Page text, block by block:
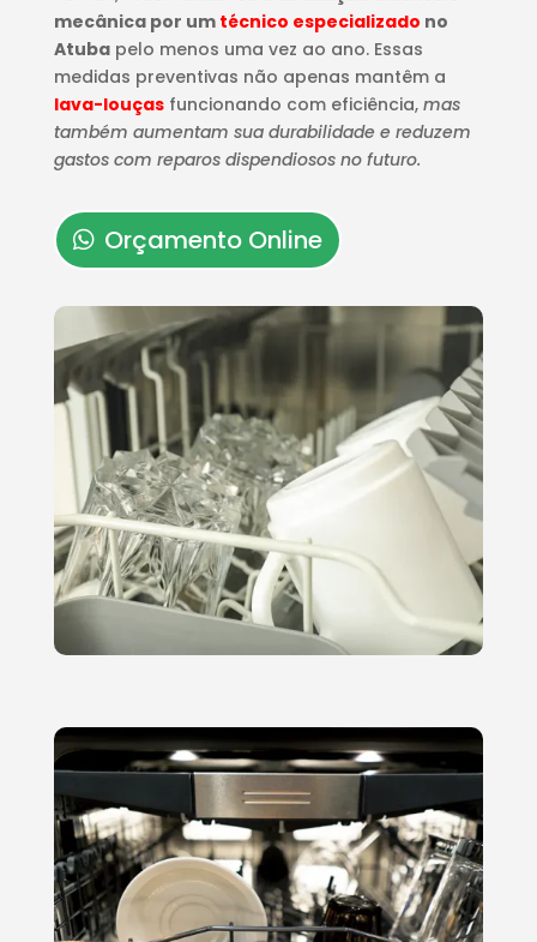
mecânica por um técnico especializado no
Atubapelo menos uma vez ao ano. Essas
medidas preventivas não apenas mantêm a
lava-louçasfuncionando com eficiência, mas
também aumentam sua durabilidade e reduzem
gastos com reparos dispendiosos no futuro.
Orçamento Online